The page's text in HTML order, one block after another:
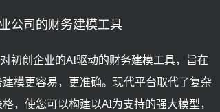
公司的财务建模工具
初创企业的AI驱动的财务建模工具，旨在
模更容易，更准确。现代平台取代了复杂
，使您可以构建以AI为支持的强大模型，